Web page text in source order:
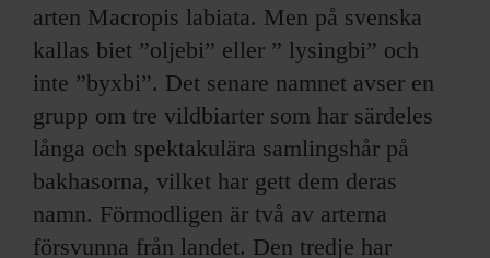
arten Macropis labiata. Men på svenska
kallas biet ”oljebi” eller ” lysingbi” och
inte ”byxbi”. Det senare namnet avser en
grupp om tre vildbiarter som har särdeles
långa och spektakulära samlingshår på
bakhasorna, vilket har gett dem deras
namn. Förmodligen är två av arterna
försvunna från landet. Den tredje har